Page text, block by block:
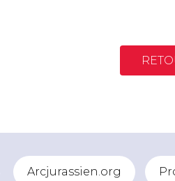
Arcjurassien.org